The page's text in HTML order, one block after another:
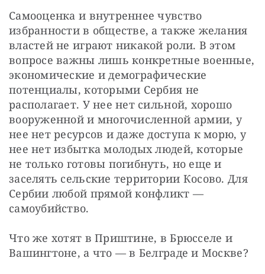
Самооценка и внутреннее чувство
избранности в обществе, а также желания
властей не играют никакой роли. В этом
вопросе важны лишь конкретные военные,
экономические и демографические
потенциалы, которыми Сербия не
располагает. У нее нет сильной, хорошо
вооруженной и многочисленной армии, у
нее нет ресурсов и даже доступа к морю, у
нее нет избытка молодых людей, которые
не только готовы погибнуть, но еще и
заселять сельские территории Косово. Для
Сербии любой прямой конфликт —
самоубийство.
Что же хотят в Приштине, в Брюсселе и
Вашингтоне, а что — в Белграде и Москве?